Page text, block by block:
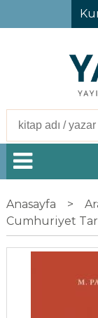
Anasayfa >
Cumhuriyet